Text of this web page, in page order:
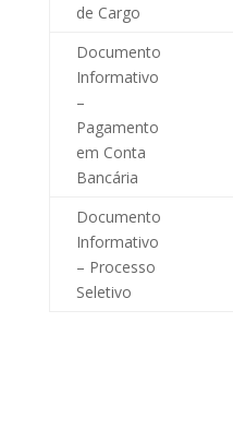
de Cargo
Documento
Informativo
–
Pagamento
em Conta
Bancária
Documento
Informativo
– Processo
Seletivo